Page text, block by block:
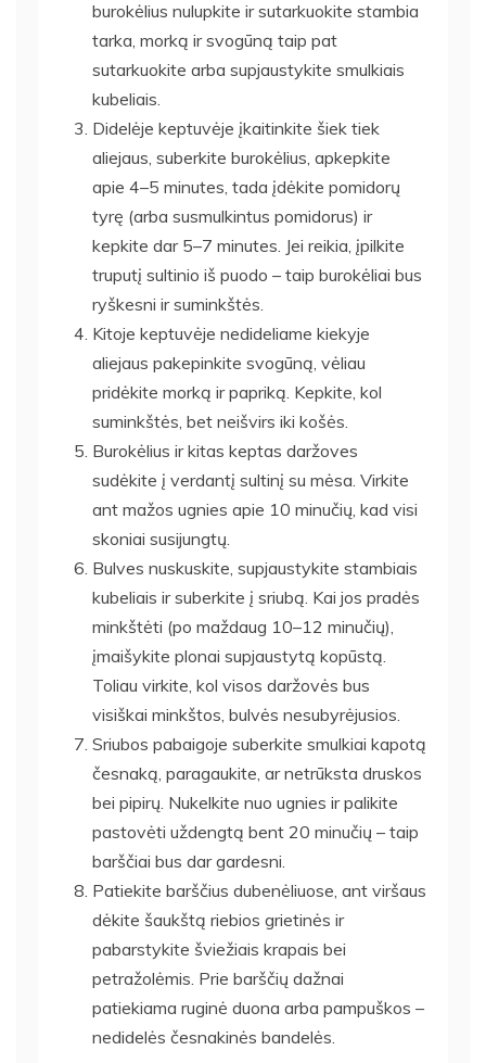
burokėlius nulupkite ir sutarkuokite stambia
tarka, morką ir svogūną taip pat
sutarkuokite arba supjaustykite smulkiais
kubeliais.
Didelėje keptuvėje įkaitinkite šiek tiek
aliejaus, suberkite burokėlius, apkepkite
apie 4–5 minutes, tada įdėkite pomidorų
tyrę (arba susmulkintus pomidorus) ir
kepkite dar 5–7 minutes. Jei reikia, įpilkite
truputį sultinio iš puodo – taip burokėliai bus
ryškesni ir suminkštės.
Kitoje keptuvėje nedideliame kiekyje
aliejaus pakepinkite svogūną, vėliau
pridėkite morką ir papriką. Kepkite, kol
suminkštės, bet neišvirs iki košės.
Burokėlius ir kitas keptas daržoves
sudėkite į verdantį sultinį su mėsa. Virkite
ant mažos ugnies apie 10 minučių, kad visi
skoniai susijungtų.
Bulves nuskuskite, supjaustykite stambiais
kubeliais ir suberkite į sriubą. Kai jos pradės
minkštėti (po maždaug 10–12 minučių),
įmaišykite plonai supjaustytą kopūstą.
Toliau virkite, kol visos daržovės bus
visiškai minkštos, bulvės nesubyrėjusios.
Sriubos pabaigoje suberkite smulkiai kapotą
česnaką, paragaukite, ar netrūksta druskos
bei pipirų. Nukelkite nuo ugnies ir palikite
pastovėti uždengtą bent 20 minučių – taip
barščiai bus dar gardesni.
Patiekite barščius dubenėliuose, ant viršaus
dėkite šaukštą riebios grietinės ir
pabarstykite šviežiais krapais bei
petražolėmis. Prie barščių dažnai
patiekiama ruginė duona arba pampuškos –
nedidelės česnakinės bandelės.